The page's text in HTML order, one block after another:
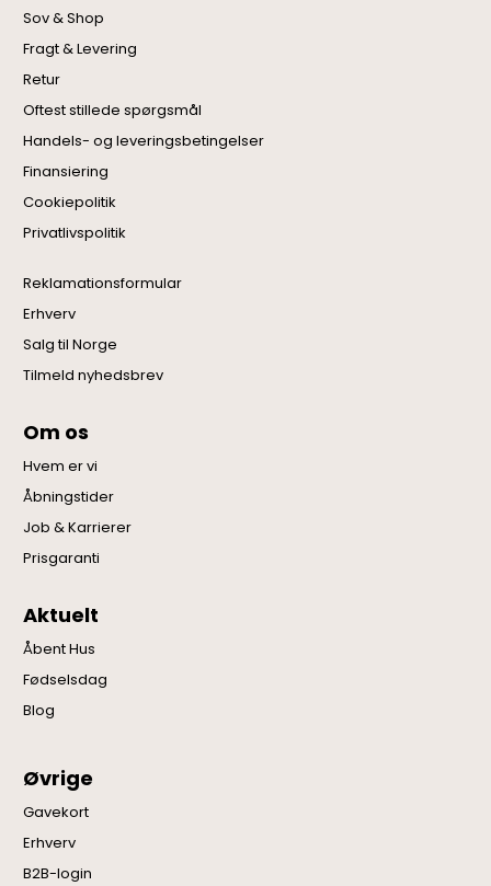
Sov & Shop
Fragt & Levering
Retur
Oftest stillede spørgsmål
Handels- og leveringsbetingelser
Finansiering
Cookiepolitik
Privatlivspolitik
Reklamationsformular
Erhverv
Salg til Norge
Tilmeld nyhedsbrev
Om os
Hvem er vi
Åbningstider
Job & Karrierer
Prisgaranti
Aktuelt
Åbent Hus
Fødselsdag
Blog
Øvrige
Gavekort
Erhverv
B2B-login